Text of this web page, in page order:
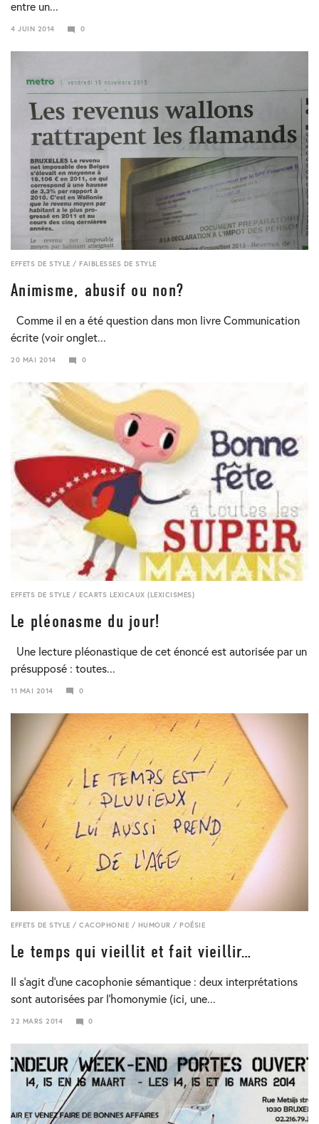
entre un...
4 JUIN 2014
JANVIER
0
EFFETS DE STYLE / FAIBLESSES DE STYLE
Animisme, abusif ou non?
Comme il en a été question dans mon livre Communication
écrite (voir onglet...
20 MAI 2014
JANVIER
0
EFFETS DE STYLE / ECARTS LEXICAUX (LEXICISMES)
Le pléonasme du jour!
Une lecture pléonastique de cet énoncé est autorisée par un
présupposé : toutes...
11 MAI 2014
JANVIER
0
EFFETS DE STYLE / CACOPHONIE / HUMOUR / POÉSIE
Le temps qui vieillit et fait vieillir…
Il s’agit d’une cacophonie sémantique : deux interprétations
sont autorisées par l’homonymie (ici, une...
22 MARS 2014
JANVIER
0